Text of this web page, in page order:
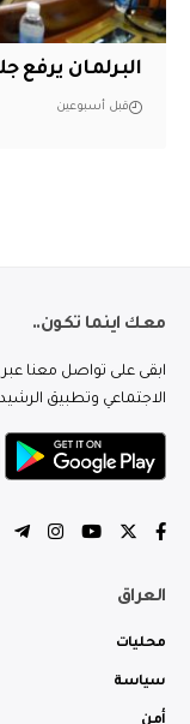
البرلمان يرفع
قبل أسبوعين
معك اينما تكون..
ابقى على تواصل معنا
الاجتماعي وتطبيق
العراق
محليات
سياسة